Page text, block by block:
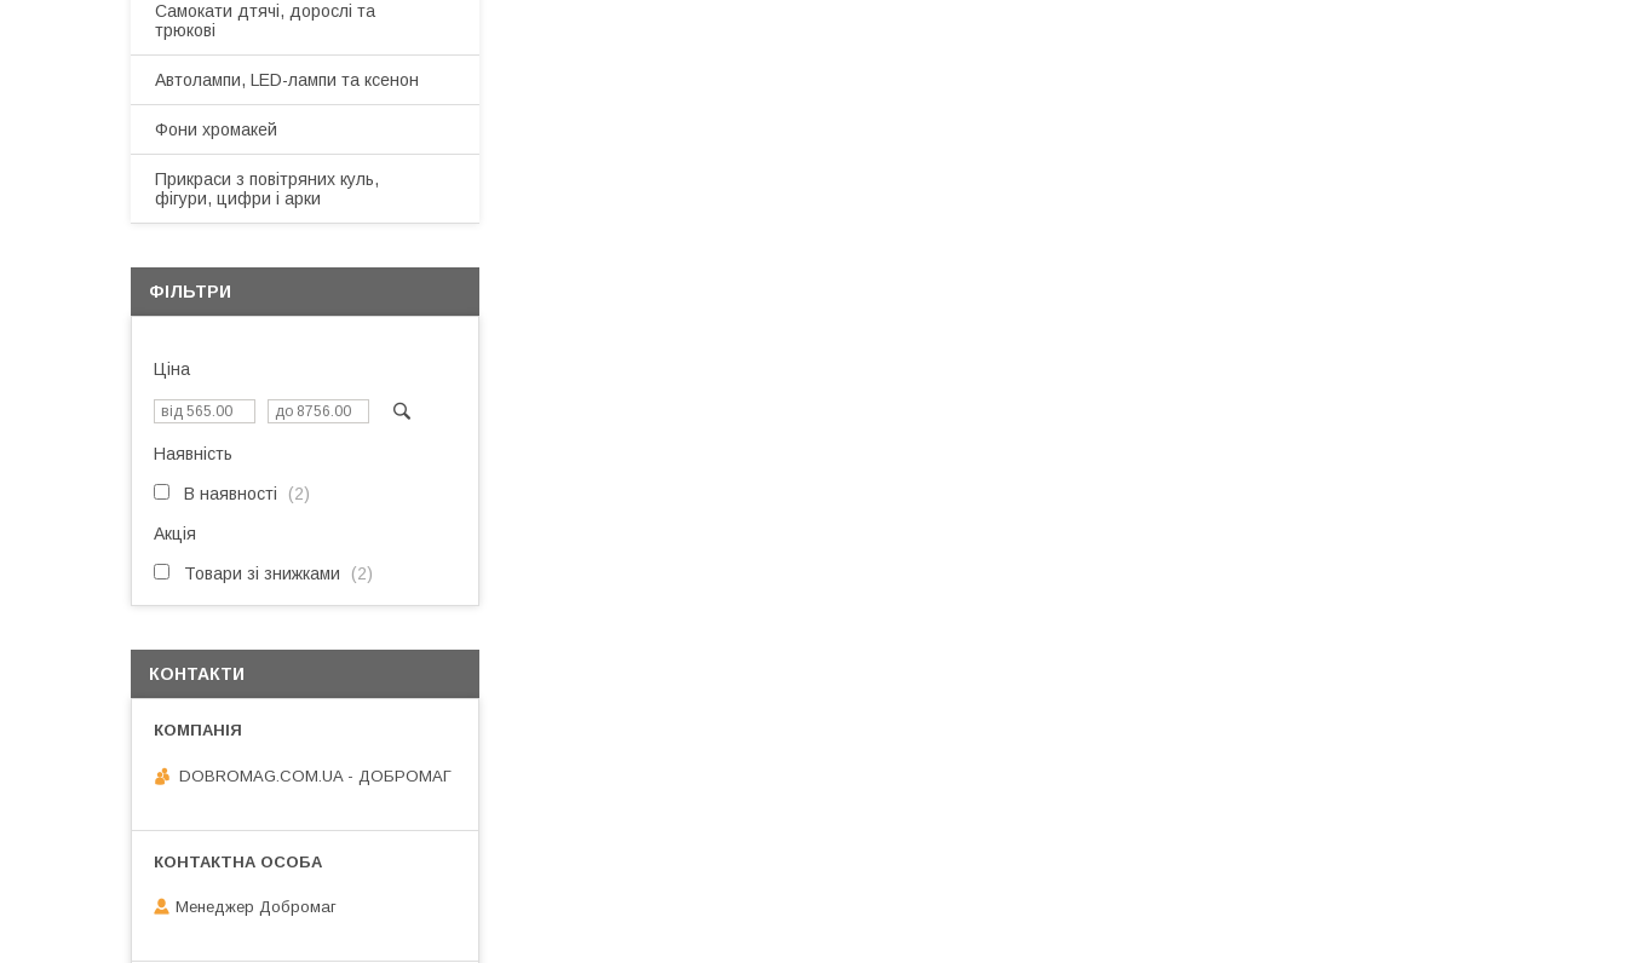
Самокати дтячі, дорослі та
трюкові
Автолампи, LED-лампи та ксенон
Фони хромакей
Прикраси з повітряних куль,
фігури, цифри і арки
ФІЛЬТРИ
Ціна
Наявність
В наявності 2
Акція
Товари зі знижками 2
КОНТАКТИ
DOBROMAG.COM.UA - ДОБРОМАГ
Менеджер Добромаг